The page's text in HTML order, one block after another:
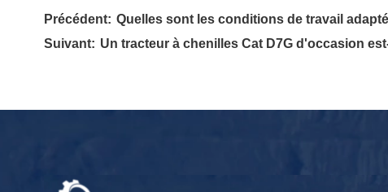
Précédent: Quelles sont les conditions de travail
Suivant: Un tracteur à chenilles Cat D7G d'occasion